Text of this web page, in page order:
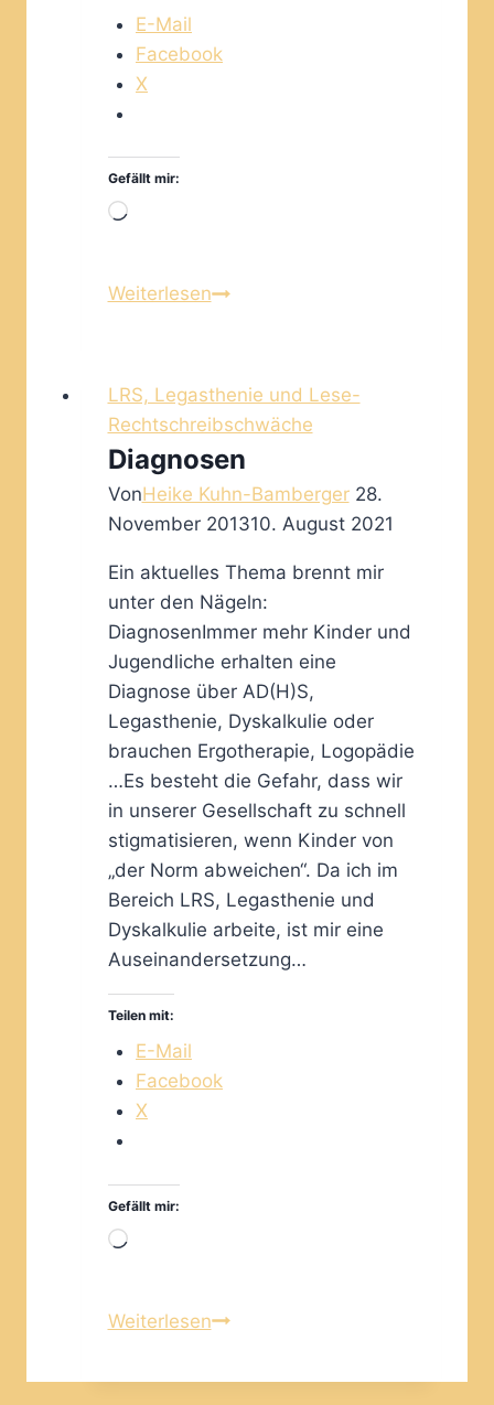
E-Mail
Facebook
X
Gefällt mir:
Wird
Weiterlesensimple
LRS, Legasthenie und Lese-
Rechtschreibschwäche
Diagnosen
VonHeike Kuhn-Bamberger 28.
November 201310. August 2021
Ein aktuelles Thema brennt mir
unter den Nägeln:
DiagnosenImmer mehr Kinder und
Jugendliche erhalten eine
Diagnose über AD(H)S,
Legasthenie, Dyskalkulie oder
brauchen Ergotherapie, Logopädie
…Es besteht die Gefahr, dass wir
in unserer Gesellschaft zu schnell
stigmatisieren, wenn Kinder von
„der Norm abweichen“. Da ich im
Bereich LRS, Legasthenie und
Dyskalkulie arbeite, ist mir eine
Auseinandersetzung…
Teilen mit:
E-Mail
Facebook
X
Gefällt mir:
Wird
WeiterlesenDiagnosen